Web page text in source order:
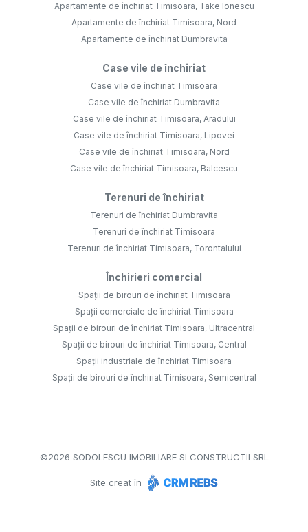
Apartamente de închiriat Timisoara, Take Ionescu
Apartamente de închiriat Timisoara, Nord
Apartamente de închiriat Dumbravita
Case vile de închiriat
Case vile de închiriat Timisoara
Case vile de închiriat Dumbravita
Case vile de închiriat Timisoara, Aradului
Case vile de închiriat Timisoara, Lipovei
Case vile de închiriat Timisoara, Nord
Case vile de închiriat Timisoara, Balcescu
Terenuri de închiriat
Terenuri de închiriat Dumbravita
Terenuri de închiriat Timisoara
Terenuri de închiriat Timisoara, Torontalului
Închirieri comercial
Spații de birouri de închiriat Timisoara
Spații comerciale de închiriat Timisoara
Spații de birouri de închiriat Timisoara, Ultracentral
Spații de birouri de închiriat Timisoara, Central
Spații industriale de închiriat Timisoara
Spații de birouri de închiriat Timisoara, Semicentral
©2026 SODOLESCU IMOBILIARE SI CONSTRUCTII SRL
Site creat în